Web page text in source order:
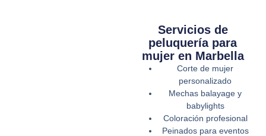
Servicios de
peluquería para
mujer en Marbella
Corte de mujer
personalizado
Mechas balayage y
babylights
Coloración profesional
Peinados para eventos